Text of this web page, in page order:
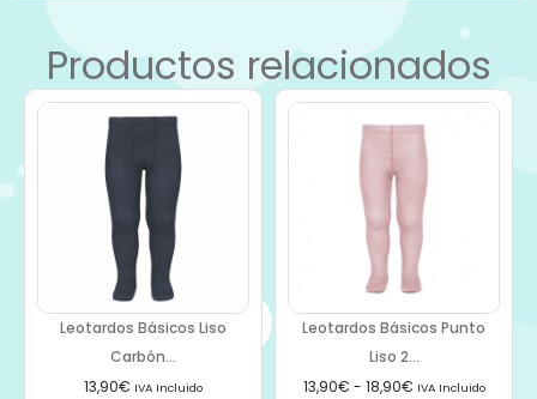
Productos relacionados
Leotardos Básicos Liso
Carbón...
13,90€ IVA Incluido
Leotardos Básicos Punto
Liso 2...
13,90€ - 18,90€ IVA Incluido